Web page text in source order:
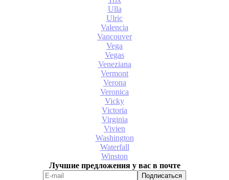
Ulla
Ulric
Valencia
Vancouver
Vega
Vegas
Veneziana
Vermont
Verona
Veronica
Vicky
Victoria
Virginia
Vivien
Washington
Waterfall
Winston
Лучшие предложения у вас в почте